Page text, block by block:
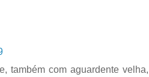
também com aguardente velha,